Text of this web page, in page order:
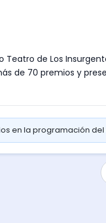
de Los
de 70 premios y
en la programación del